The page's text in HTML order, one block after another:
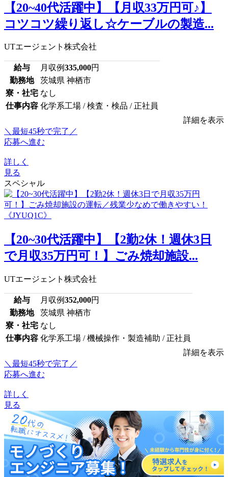
【20~40代活躍中】【月収33万円可♪】
コツコツ繰り返し☆ケーブルの製造...
UTエージェント株式会社
給与 月収例335,000円
勤務地
茨城県 神栖市
寮・社宅 なし
仕事内容 化学系工場 / 検査・検品 / 正社員
詳細を表示
＼最短45秒で完了／
応募へ進む
詳しく
見る
スペシャル
【20~30代活躍中】【2勤2休！週休3日
で月収35万円可！】ごみ焼却施設...
UTエージェント株式会社
給与 月収例352,000円
勤務地
茨城県 神栖市
寮・社宅 なし
仕事内容 化学系工場 / 機械操作・製造補助 / 正社員
詳細を表示
＼最短45秒で完了／
応募へ進む
詳しく
見る